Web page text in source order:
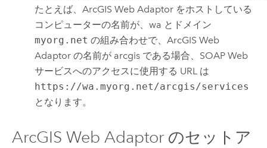
たとえば、ArcGIS Web Adaptor をホストしている
コンピューターの名前が、wa とドメイン
myorg.net の組み合わせで、ArcGIS Web
Adaptor の名前が arcgis である場合、SOAP Web
サービスへのアクセスに使用する URL は
https://wa.myorg.net/arcgis/services
となります。
ArcGIS Web Adaptorのセットア